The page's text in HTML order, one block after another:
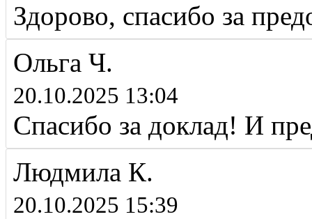
Здорово, спасибо за
Ольга Ч.
20.10.2025 13:04
Спасибо за доклад! И
Людмила К.
20.10.2025 15:39